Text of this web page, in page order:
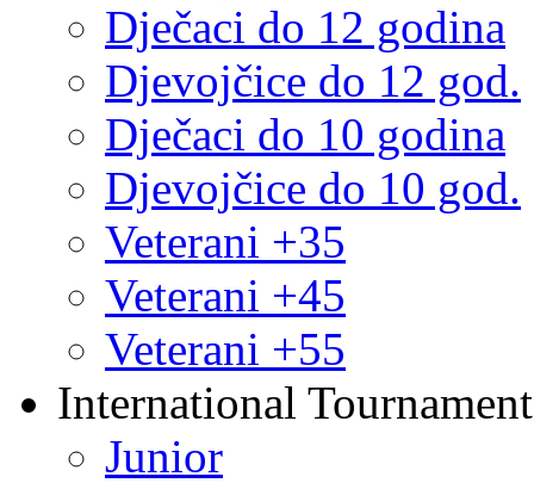
Dječaci do 12 godina
Djevojčice do 12 god.
Dječaci do 10 godina
Djevojčice do 10 god.
Veterani +35
Veterani +45
Veterani +55
International
Junior